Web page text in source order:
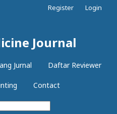
Journal
Jurnal Daftar Reviewer
Contact
Register Login